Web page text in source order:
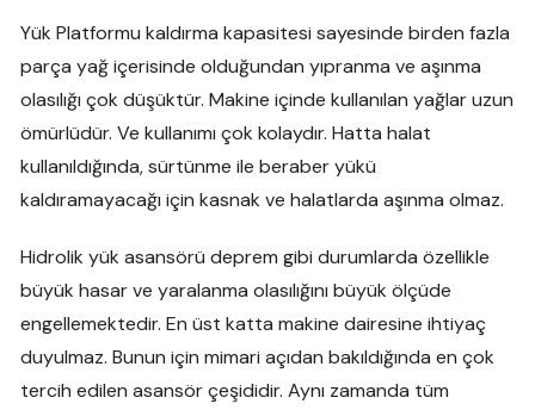
Yük Platformu kaldırma kapasitesi sayesinde birden fazla
parça yağ içerisinde olduğundan yıpranma ve aşınma
olasılığı çok düşüktür. Makine içinde kullanılan yağlar uzun
ömürlüdür. Ve kullanımı çok kolaydır. Hatta halat
kullanıldığında, sürtünme ile beraber yükü
kaldıramayacağı için kasnak ve halatlarda aşınma olmaz.
Hidrolik yük asansörü deprem gibi durumlarda özellikle
büyük hasar ve yaralanma olasılığını büyük ölçüde
engellemektedir. En üst katta makine dairesine ihtiyaç
duyulmaz. Bunun için mimari açıdan bakıldığında en çok
tercih edilen asansör çeşididir. Aynı zamanda tüm